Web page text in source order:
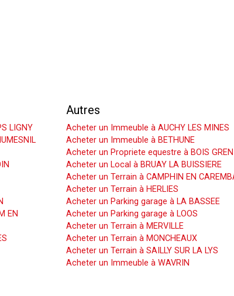
LIGNY
EN
Autres
Acheter un Immeuble à AUCHY LES MINES
Acheter un Immeuble à BETHUNE
Acheter un Propriete equestre à BOIS
Acheter un Local à BRUAY LA BUISSIERE
Acheter un Terrain à CAMPHIN EN
Acheter un Terrain à HERLIES
Acheter un Parking garage à LA BASSEE
Acheter un Parking garage à LOOS
Acheter un Terrain à MERVILLE
Acheter un Terrain à MONCHEAUX
Acheter un Terrain à SAILLY SUR LA LYS
Acheter un Immeuble à WAVRIN